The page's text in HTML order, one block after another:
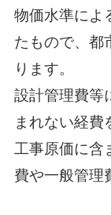
物価水準によ
たもので、都
ります。
設計管理費等
まれない経費
工事原価に含
費や一般管理